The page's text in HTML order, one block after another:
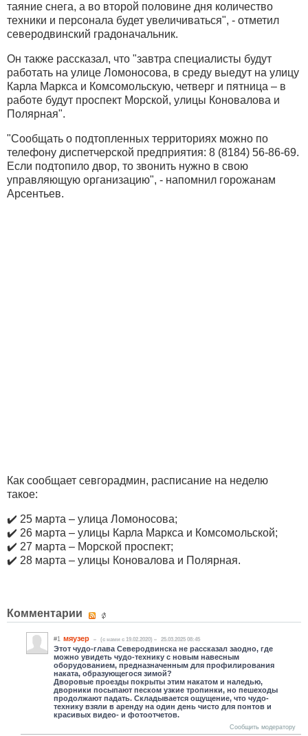
таяние снега, а во второй половине дня количество
техники и персонала будет увеличиваться", - отметил
северодвинский градоначальник.
Он также рассказал, что "завтра специалисты будут
работать на улице Ломоносова, в среду выедут на улицу
Карла Маркса и Комсомольскую, четверг и пятница – в
работе будут проспект Морской, улицы Коновалова и
Полярная".
"Сообщать о подтопленных территориях можно по
телефону диспетчерской предприятия: 8 (8184) 56-86-69.
Если подтопило двор, то звонить нужно в свою
управляющую организацию", - напомнил горожанам
Арсентьев.
Как сообщает севгорадмин, расписание на неделю
такое:
✔️ 25 марта – улица Ломоносова;
✔️ 26 марта – улицы Карла Маркса и Комсомольской;
✔️ 27 марта – Морской проспект;
✔️ 28 марта – улицы Коновалова и Полярная.
Комментарии
#1 мяузер (c нами с 19.02.2020) 25.03.2025 08:45
Этот чудо-глава Северодвинска не рассказал заодно, где
можно увидеть чудо-технику с новым навесным
оборудованием, предназначенным для профилирования
наката, образующегося зимой?
Дворовые проезды покрыты этим накатом и наледью,
дворники посыпают песком узкие тропинки, но пешеходы
продолжают падать. Складывается ощущение, что чудо-
технику взяли в аренду на один день чисто для понтов и
красивых видео- и фотоотчетов.
Сообщить модератору